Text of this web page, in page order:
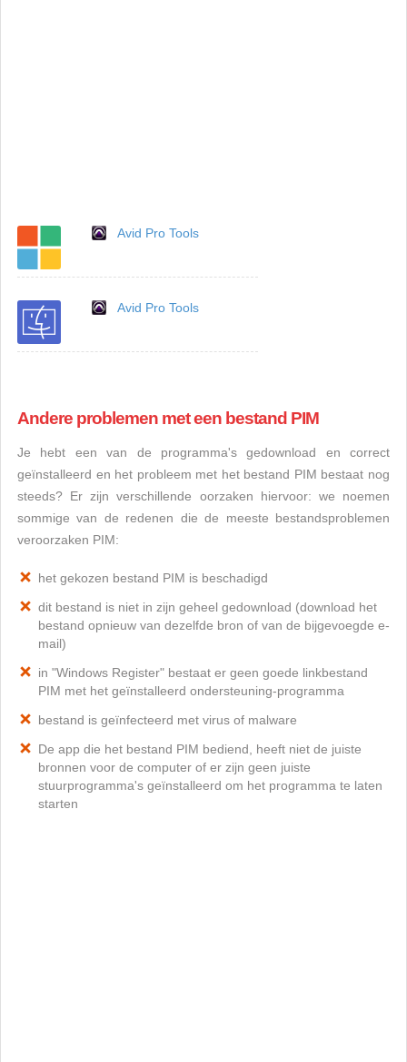
Avid Pro Tools
Avid Pro Tools
Andere problemen met een bestand PIM
Je hebt een van de programma's gedownload en correct
geïnstalleerd en het probleem met het bestand PIM bestaat nog
steeds? Er zijn verschillende oorzaken hiervoor: we noemen
sommige van de redenen die de meeste bestandsproblemen
veroorzaken PIM:
het gekozen bestand PIM is beschadigd
dit bestand is niet in zijn geheel gedownload (download het
bestand opnieuw van dezelfde bron of van de bijgevoegde e-
mail)
in "Windows Register" bestaat er geen goede linkbestand
PIM met het geïnstalleerd ondersteuning-programma
bestand is geïnfecteerd met virus of malware
De app die het bestand PIM bediend, heeft niet de juiste
bronnen voor de computer of er zijn geen juiste
stuurprogramma's geïnstalleerd om het programma te laten
starten